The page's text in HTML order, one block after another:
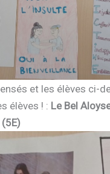
et les élèves ci-
élèves ! : Le Bel